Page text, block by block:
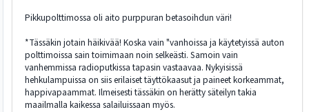
Pikkupolttimossa oli aito purppuran betasoihdun väri!
*Tässäkin jotain häikivää! Koska vain "vanhoissa ja käytetyissä auton
polttimoissa sain toimimaan noin selkeästi. Samoin vain
vanhemmissa radioputkissa tapasin vastaavaa. Nykyisissä
hehkulampuissa on siis erilaiset täyttökaasut ja paineet korkeammat,
happivapaammat. Ilmeisesti tässäkin on herätty säteilyn takia
maailmalla kaikessa salailuissaan myös.